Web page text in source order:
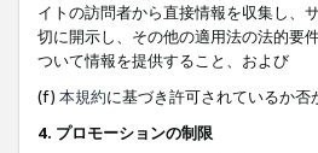
イトの訪問者から直接情報を収集し、
切に開示し、その他の適用法の法的要
ついて情報を提供すること、および
(f) 本規約に基づき許可されているか
4. プロモーションの制限